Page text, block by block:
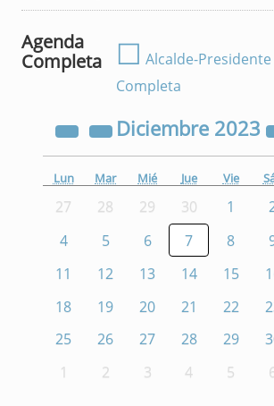
Agenda
Completa
☐ Alcalde-Presidente
Completa
Diciembre 2023
Lun Mar Mié Jue Vie
27 28 29 30 1
4
5 6 7 8
11
12 13 14 15
18
19 20 21 22
25
26 27 28 29
1
2 3 4 5